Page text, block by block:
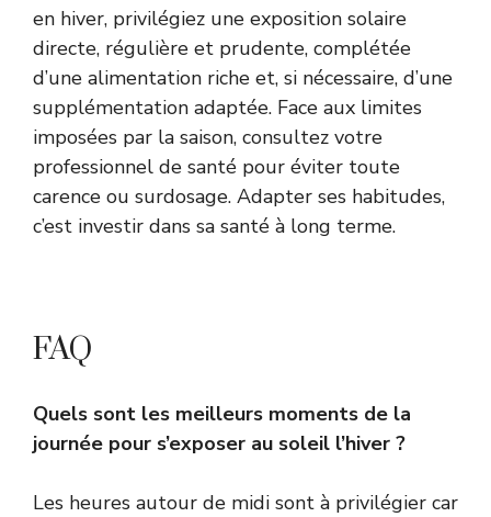
en hiver, privilégiez une exposition solaire
directe, régulière et prudente, complétée
d’une alimentation riche et, si nécessaire, d’une
supplémentation adaptée. Face aux limites
imposées par la saison, consultez votre
professionnel de santé pour éviter toute
carence ou surdosage. Adapter ses habitudes,
c’est investir dans sa santé à long terme.
FAQ
Quels sont les meilleurs moments de la
journée pour s’exposer au soleil l’hiver ?
Les heures autour de midi sont à privilégier car